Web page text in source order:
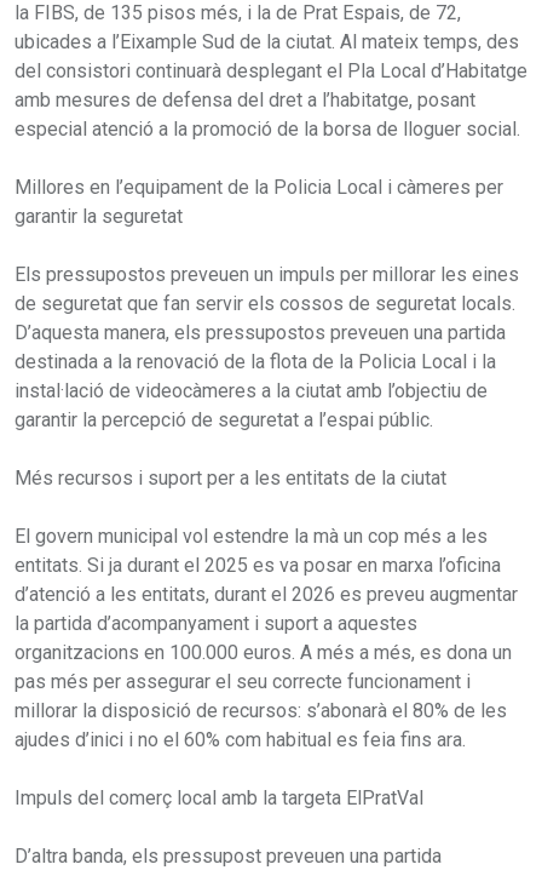
la FIBS, de 135 pisos més, i la de Prat Espais, de 72,
ubicades a l’Eixample Sud de la ciutat. Al mateix temps, des
del consistori continuarà desplegant el Pla Local d’Habitatge
amb mesures de defensa del dret a l’habitatge, posant
especial atenció a la promoció de la borsa de lloguer social.
Millores en l’equipament de la Policia Local i càmeres per
garantir la seguretat
Els pressupostos preveuen un impuls per millorar les eines
de seguretat que fan servir els cossos de seguretat locals.
D’aquesta manera, els pressupostos preveuen una partida
destinada a la renovació de la flota de la Policia Local i la
instal·lació de videocàmeres a la ciutat amb l’objectiu de
garantir la percepció de seguretat a l’espai públic.
Més recursos i suport per a les entitats de la ciutat
El govern municipal vol estendre la mà un cop més a les
entitats. Si ja durant el 2025 es va posar en marxa l’oficina
d’atenció a les entitats, durant el 2026 es preveu augmentar
la partida d’acompanyament i suport a aquestes
organitzacions en 100.000 euros. A més a més, es dona un
pas més per assegurar el seu correcte funcionament i
millorar la disposició de recursos: s’abonarà el 80% de les
ajudes d’inici i no el 60% com habitual es feia fins ara.
Impuls del comerç local amb la targeta ElPratVal
D’altra banda, els pressupost preveuen una partida